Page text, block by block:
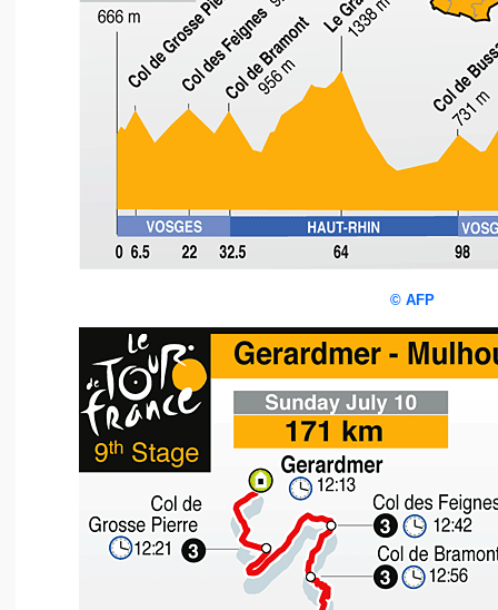
© AFP